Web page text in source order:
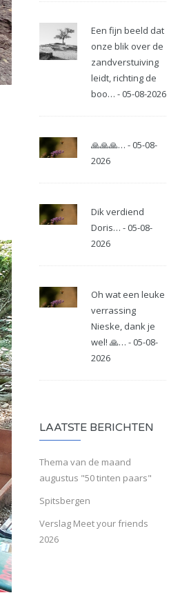
Een fijn beeld dat
onze blik over de
zandverstuiving
leidt, richting de
boo… - 05-08-2026
🙏🙏🙏… - 05-08-
2026
Dik verdiend
Doris… - 05-08-
2026
Oh wat een leuke
verrassing
Nieske, dank je
wel! 🙏… - 05-08-
2026
LAATSTE BERICHTEN
Thema van de maand
augustus "50 tinten paars"
Spitsbergen
Verslag Meet your friends
2026